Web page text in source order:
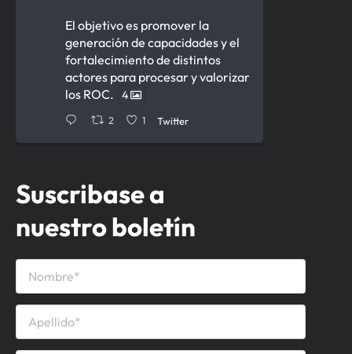
El objetivo es promover la
generación de capacidades y el
fortalecimiento de distintos
actores para procesar y valorizar
los ROC.
4
2 1 Twitter
Uruguay Retuiteado
Ministerio de Ambiente
12 Jun
Firmamos acuerdo para la
gestión de
civiles con la@CCU_Oficial.
capacidades para procesar y
Suscribase a
nuestro boletín